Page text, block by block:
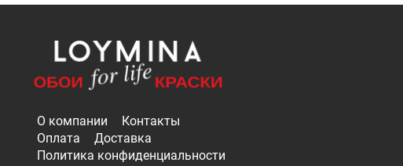
О компании
Контакты
Оплата
Доставка
Политика конфиденциальности